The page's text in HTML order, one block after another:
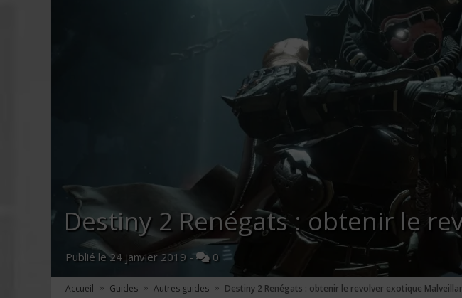
Destiny 2 Renégats : obtenir le
Publié le24 janvier 2019 - 0
Accueil » Guides » Autres guides » Destiny 2 Renégats : obtenir le revolver exotique